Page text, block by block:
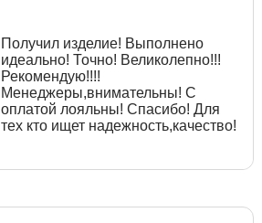
Получил изделие! Выполнено
идеально! Точно! Великолепно!!!
Рекомендую!!!!
Менеджеры,внимательны! С
оплатой лояльны! Спасибо! Для
тех кто ищет надежность,качество!